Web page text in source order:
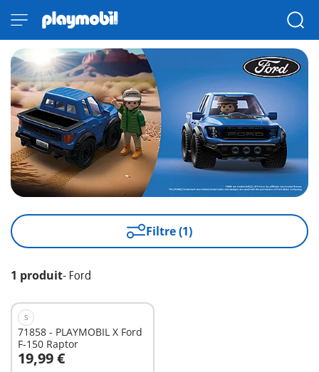
Filtre (1)
1 produit- Ford
S
71858 - PLAYMOBIL X Ford
F-150 Raptor
19,99 €
Au panier